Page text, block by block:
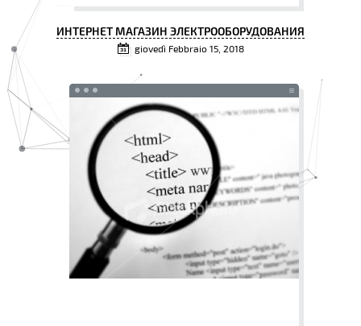
ИНТЕРНЕТ МАГАЗИН ЭЛЕКТРООБОРУДОВАНИЯ
giovedì Febbraio 15, 2018